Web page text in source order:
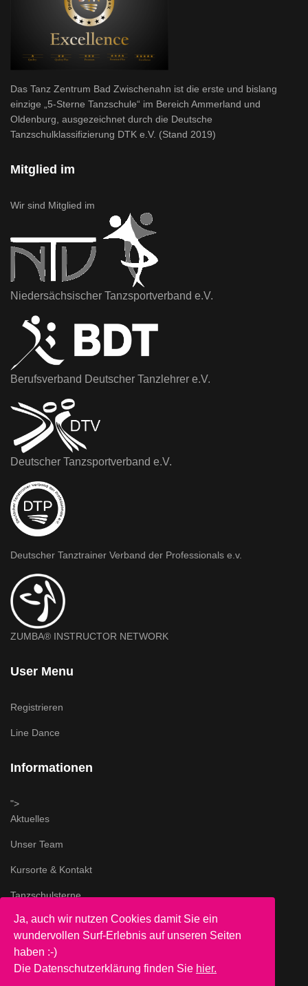
Das Tanz Zentrum Bad Zwischenahn ist die erste und bislang
einzige „5-Sterne Tanzschule“ im Bereich Ammerland und
Oldenburg, ausgezeichnet durch die Deutsche
Tanzschulklassifizierung DTK e.V. (Stand 2019)
Mitglied im
Wir sind Mitglied im
Niedersächsischer Tanzsportverband e.V.
Berufsverband Deutscher Tanzlehrer e.V.
Deutscher Tanzsportverband e.V.
Deutscher Tanztrainer Verband der Professionals e.v.
ZUMBA® INSTRUCTOR NETWORK
User Menu
Registrieren
Line Dance
Informationen
">
Aktuelles
Unser Team
Kursorte & Kontakt
Tanzschulsterne
Impressum & AGB
">
Datenschutz
Ja, auch wir nutzen Cookies damit Sie ein
wundervollen Surf-Erlebnis auf unseren Seiten
haben :-)
Die Datenschutzerklärung finden Sie hier.